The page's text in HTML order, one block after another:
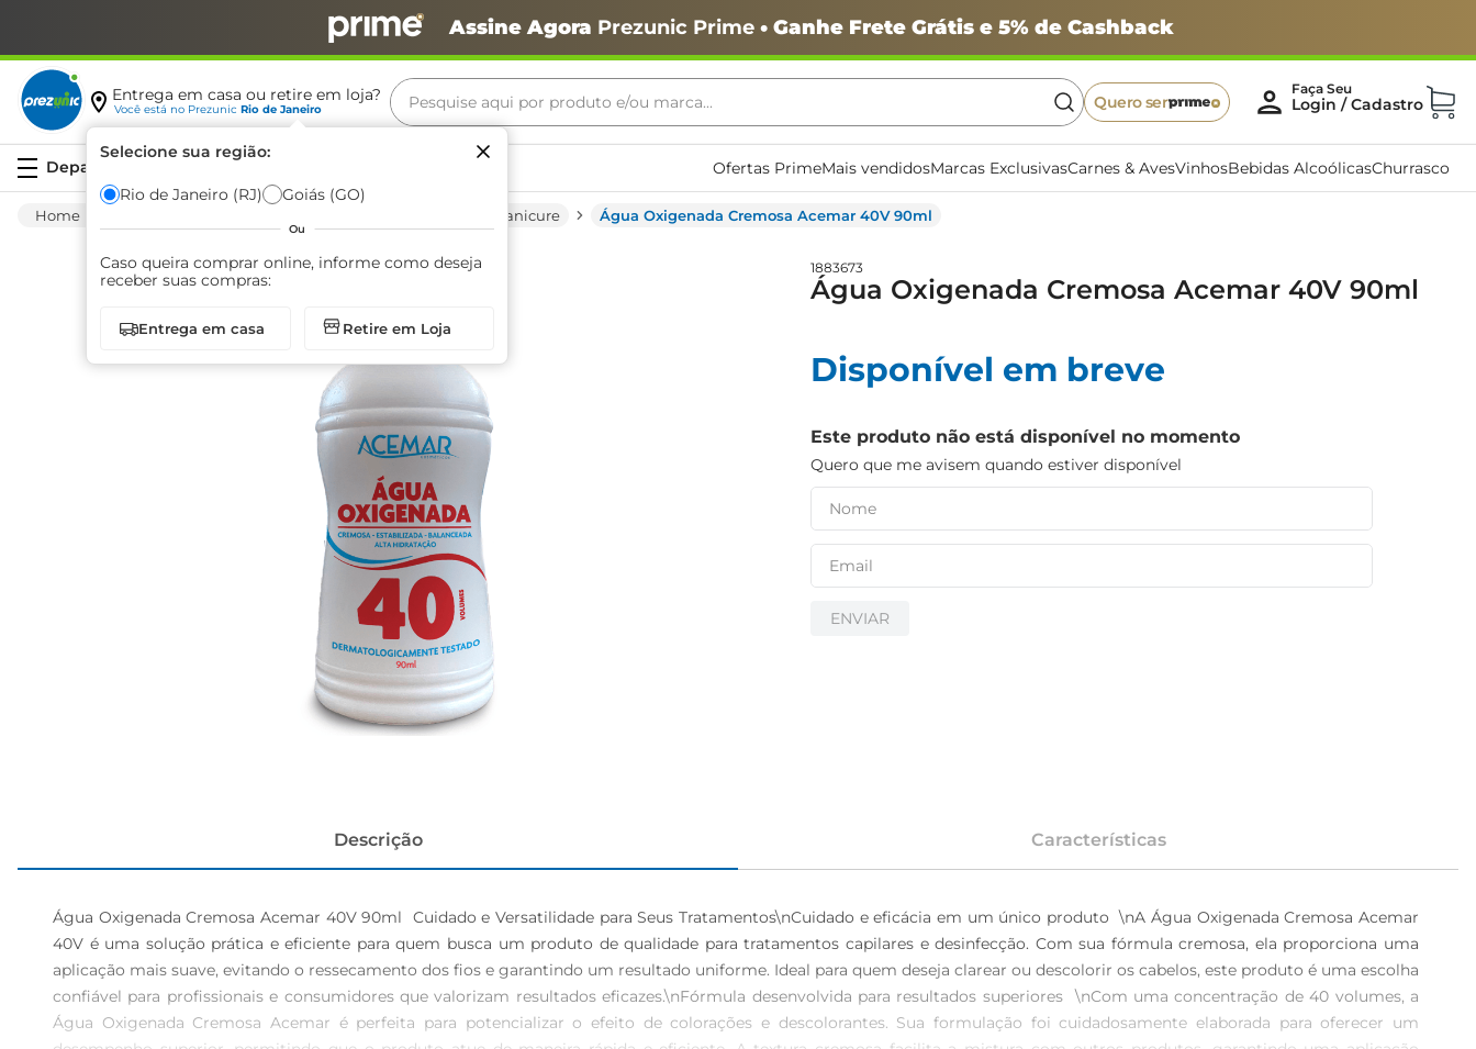
Assine Agora Prezunic Prime• Ganhe Frete Grátis e 5% de Cashback
Entrega em casa ou retire em loja?
Você está no Prezunic Rio de Janeiro
Selecione sua região:
Rio de Janeiro (RJ) Goiás (GO)
Ou
Caso queira comprar online, informe como deseja
receber suas compras:
Entrega em casa Retire em Loja
Pesquise aqui por produto e/ou marca...
Quero ser
Ofertas PrimeMais vendidosMarcas ExclusivasCarnes & AvesVinhosBebidas AlcoólicasChurrasco
Manicure Água Oxigenada Cremosa Acemar 40V 90ml
1883673
Água Oxigenada Cremosa Acemar 40V 90ml
Disponível em breve
Este produto não está disponível no momento
Quero que me avisem quando estiver disponível
ENVIAR
Descrição Características
Água Oxigenada Cremosa Acemar 40V 90ml  Cuidado e Versatilidade para Seus Tratamentos\nCuidado e eficácia em um único produto  \nA Água Oxigenada Cremosa Acemar
40V é uma solução prática e eficiente para quem busca um produto de qualidade para tratamentos capilares e desinfecção. Com sua fórmula cremosa, ela proporciona uma
aplicação mais suave, evitando o ressecamento dos fios e garantindo um resultado uniforme. Ideal para quem deseja clarear ou descolorir os cabelos, este produto é uma escolha
confiável para profissionais e consumidores que valorizam resultados eficazes.\nFórmula desenvolvida para resultados superiores  \nCom uma concentração de 40 volumes, a
Água Oxigenada Cremosa Acemar é perfeita para potencializar o efeito de colorações e descolorantes. Sua formulação foi cuidadosamente elaborada para oferecer um
Termos mais buscados
café
azeite
biscoito
arroz
iogurte
papel higiênico
cerveja